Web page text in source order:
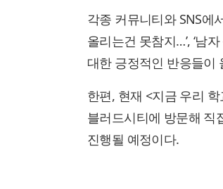
각종 커뮤니티와 SNS에
올리는건 못참지…’, ‘남
대한 긍정적인 반응들이
한편, 현재 <지금 우리
블러드시티에 방문해 직
진행될 예정이다.